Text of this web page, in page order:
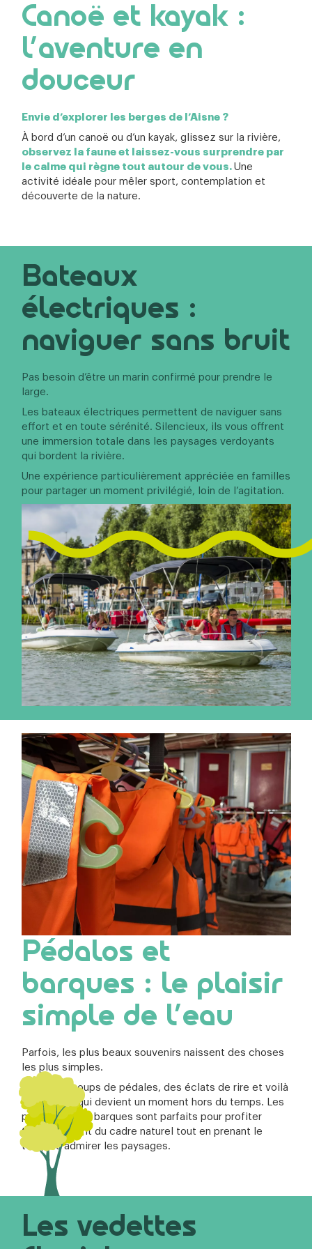
Canoë et kayak :
l’aventure en
douceur
Envie d’explorer les berges de l’Aisne ?
À bord d’un canoë ou d’un kayak, glissez sur la rivière,
observez la faune et laissez-vous surprendre par
le calme qui règne tout autour de vous. Une
activité idéale pour mêler sport, contemplation et
découverte de la nature.
Bateaux
électriques :
naviguer sans bruit
Pas besoin d’être un marin confirmé pour prendre le
large.
Les bateaux électriques permettent de naviguer sans
effort et en toute sérénité. Silencieux, ils vous offrent
une immersion totale dans les paysages verdoyants
qui bordent la rivière.
Une expérience particulièrement appréciée en familles
pour partager un moment privilégié, loin de l’agitation.
Pédalos et
barques : le plaisir
simple de l’eau
Parfois, les plus beaux souvenirs naissent des choses
les plus simples.
Quelques coups de pédales, des éclats de rire et voilà
une balade qui devient un moment hors du temps. Les
pédalos et les barques sont parfaits pour profiter
tranquillement du cadre naturel tout en prenant le
temps d’admirer les paysages.
Les vedettes